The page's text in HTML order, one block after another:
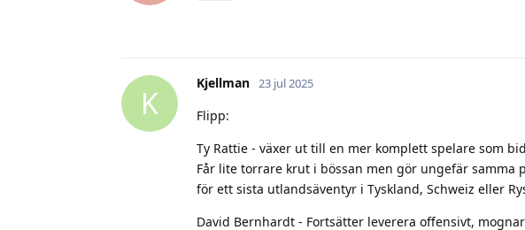
K
Kjellman 23 jul 2025
Flipp:
Ty Rattie - växer ut till en mer komplett spelare som
Får lite torrare krut i bössan men gör ungefär samma
för ett sista utlandsäventyr i Tyskland, Schweiz eller
David Bernhardt - Fortsätter leverera offensivt,